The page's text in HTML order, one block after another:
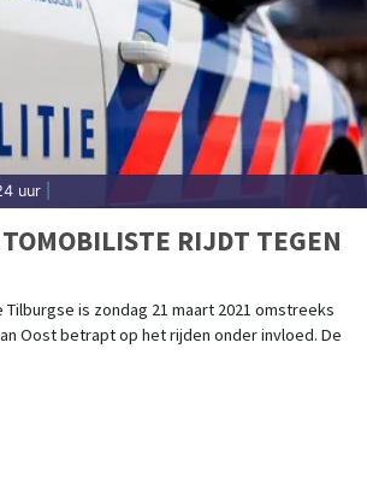
uur
RIJDT TEGEN
Tilburgse is zondag 21 maart 2021 omstreeks
Oost betrapt op het rijden onder invloed. De